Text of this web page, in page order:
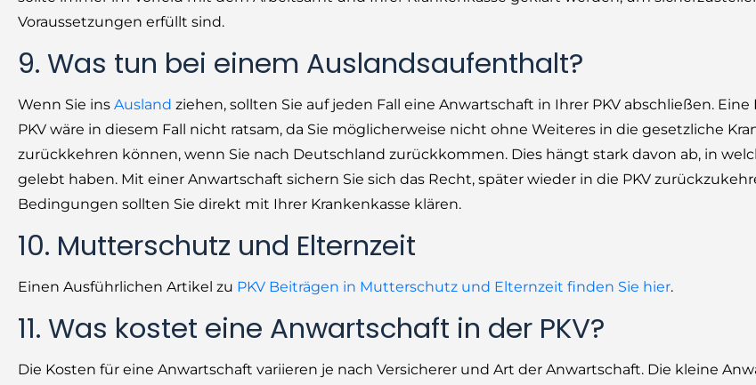
Voraussetzungen erfüllt sind.
9. Was tun bei einem Auslandsaufenthalt?
Wenn Sie ins Ausland ziehen, sollten Sie auf jeden Fall eine Anwartschaft in Ihrer PKV abschließen.
PKV wäre in diesem Fall nicht ratsam, da Sie möglicherweise nicht ohne Weiteres in die gesetzliche
zurückkehren können, wenn Sie nach Deutschland zurückkommen. Dies hängt stark davon ab, in
gelebt haben. Mit einer Anwartschaft sichern Sie sich das Recht, später wieder in die PKV
Bedingungen sollten Sie direkt mit Ihrer Krankenkasse klären.
10. Mutterschutz und Elternzeit
Einen Ausführlichen Artikel zu PKV Beiträgen in Mutterschutz und Elternzeit finden Sie hier.
11. Was kostet eine Anwartschaft in der PKV?
Die Kosten für eine Anwartschaft variieren je nach Versicherer und Art der Anwartschaft. Die kleine